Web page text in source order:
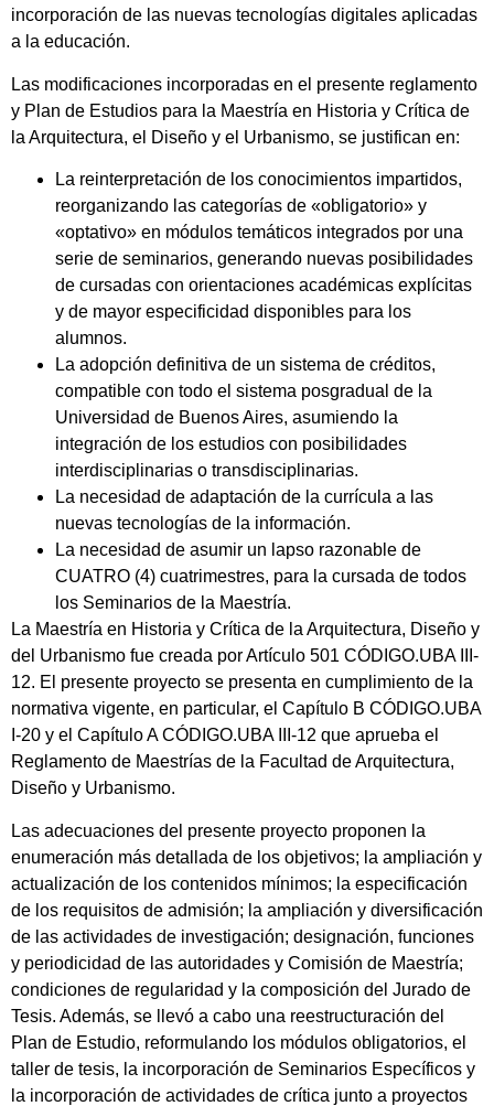
incorporación de las nuevas tecnologías digitales aplicadas
a la educación.
Las modificaciones incorporadas en el presente reglamento
y Plan de Estudios para la Maestría en Historia y Crítica de
la Arquitectura, el Diseño y el Urbanismo, se justifican en:
La reinterpretación de los conocimientos impartidos,
reorganizando las categorías de «obligatorio» y
«optativo» en módulos temáticos integrados por una
serie de seminarios, generando nuevas posibilidades
de cursadas con orientaciones académicas explícitas
y de mayor especificidad disponibles para los
alumnos.
La adopción definitiva de un sistema de créditos,
compatible con todo el sistema posgradual de la
Universidad de Buenos Aires, asumiendo la
integración de los estudios con posibilidades
interdisciplinarias o transdisciplinarias.
La necesidad de adaptación de la currícula a las
nuevas tecnologías de la información.
La necesidad de asumir un lapso razonable de
CUATRO (4) cuatrimestres, para la cursada de todos
los Seminarios de la Maestría.
La Maestría en Historia y Crítica de la Arquitectura, Diseño y
del Urbanismo fue creada por Artículo 501 CÓDIGO.UBA III-
12. El presente proyecto se presenta en cumplimiento de la
normativa vigente, en particular, el Capítulo B CÓDIGO.UBA
I-20 y el Capítulo A CÓDIGO.UBA III-12 que aprueba el
Reglamento de Maestrías de la Facultad de Arquitectura,
Diseño y Urbanismo.
Las adecuaciones del presente proyecto proponen la
enumeración más detallada de los objetivos; la ampliación y
actualización de los contenidos mínimos; la especificación
de los requisitos de admisión; la ampliación y diversificación
de las actividades de investigación; designación, funciones
y periodicidad de las autoridades y Comisión de Maestría;
condiciones de regularidad y la composición del Jurado de
Tesis. Además, se llevó a cabo una reestructuración del
Plan de Estudio, reformulando los módulos obligatorios, el
taller de tesis, la incorporación de Seminarios Específicos y
la incorporación de actividades de crítica junto a proyectos